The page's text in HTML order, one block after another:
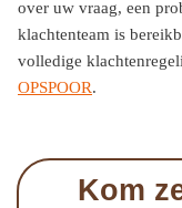
over uw vraag, een
klachtenteam is
volledige
OPSPOOR.
Kom